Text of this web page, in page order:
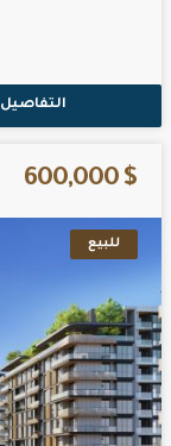
التفاصيل
$ 600,000
للبيع